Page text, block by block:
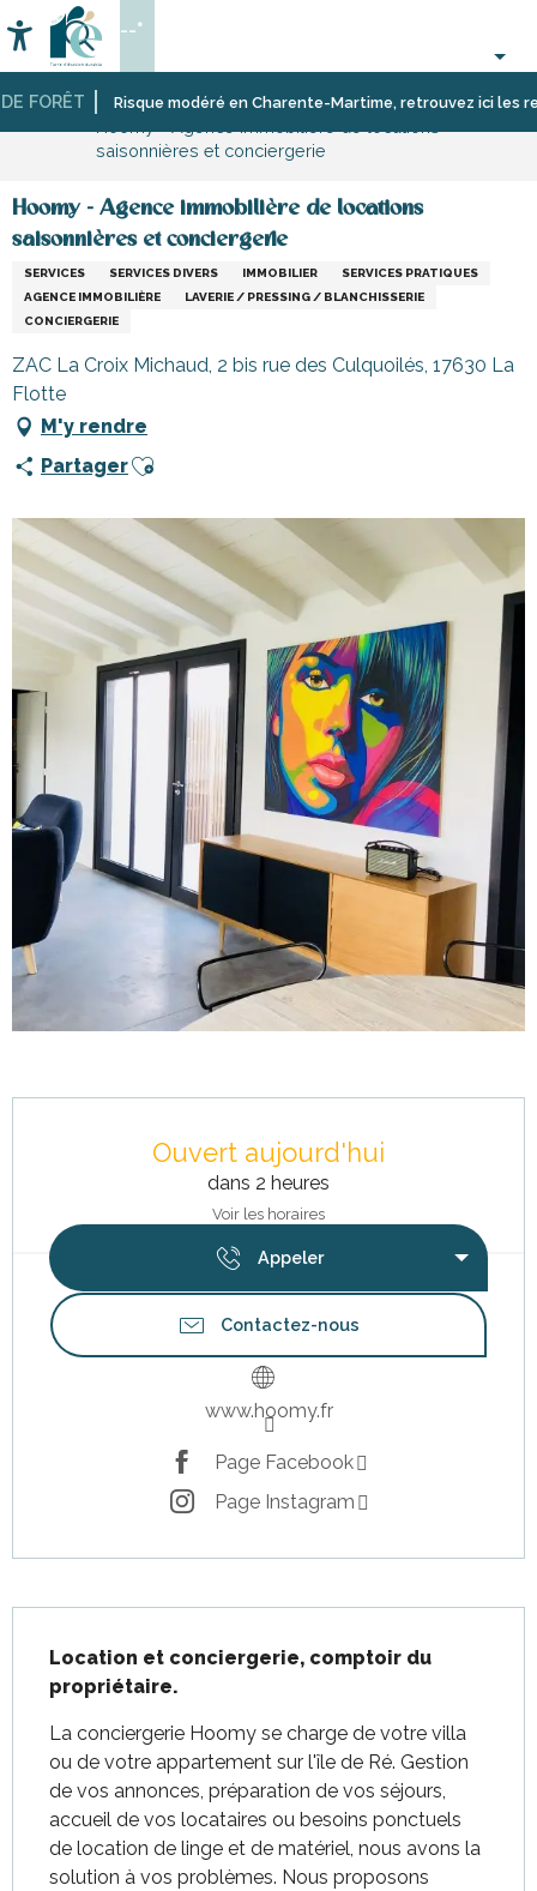
au
contenu
principal
Risque modéré en Charente-Martime, retrouvez ici les
Accessibilité
Recherche
--°
Accueil S’informerCommerces,
et
Commerces
artisans
l’île
Ré
saisonnières et conciergerie
Hoomy - Agence immobilière de locations
saisonnières et conciergerie
SERVICES SERVICES DIVERS IMMOBILIER
SERVICES PRATIQUES
AGENCE IMMOBILIÈRE
LAVERIE / PRESSING / BLANCHISSERIE
CONCIERGERIE
ZAC La Croix Michaud, 2 bis rue des Culquoilés, 17630 La
Flotte
M'y rendre
PartagerAjouter aux favoris
Ouvert aujourd'hui
dans 2 heures
Voir les horaires
Appeler
Contactez-nous
www.hoomy.fr
Page Facebook
Page Instagram
Location et conciergerie, comptoir du
propriétaire.
La conciergerie Hoomy se charge de votre villa
ou de votre appartement sur l'île de Ré. Gestion
de vos annonces, préparation de vos séjours,
accueil de vos locataires ou besoins ponctuels
de location de linge et de matériel, nous avons la
solution à vos problèmes. Nous proposons